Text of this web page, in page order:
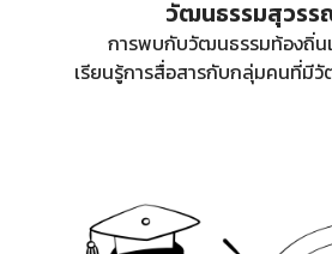
วัฒนธรรมสุวร
การพบกับวัฒนธรรมท้องถิ่น
เรียนรู้การสื่อสารกับกลุ่มคนที่มี